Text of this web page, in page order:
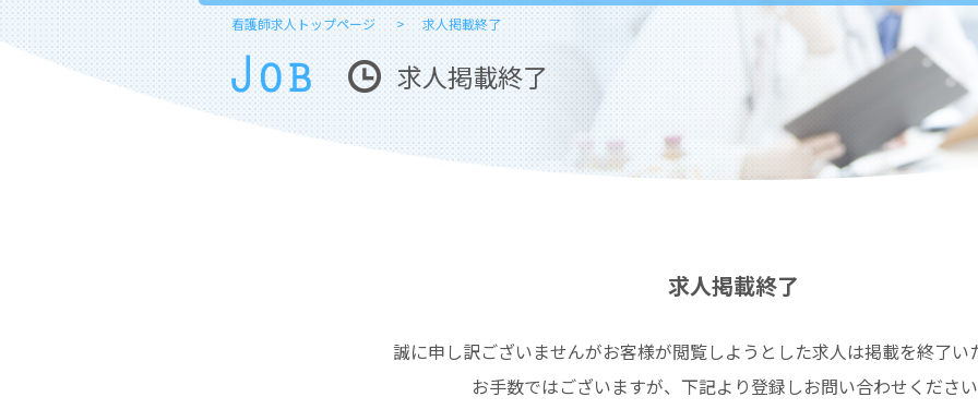
看護師求人トップページ 求人掲載終了
求人掲載終了
求人掲載終了
誠に申し訳ございませんがお客様が閲覧しようとした求人は掲載を終了い
お手数ではございますが、下記より登録しお問い合わせください